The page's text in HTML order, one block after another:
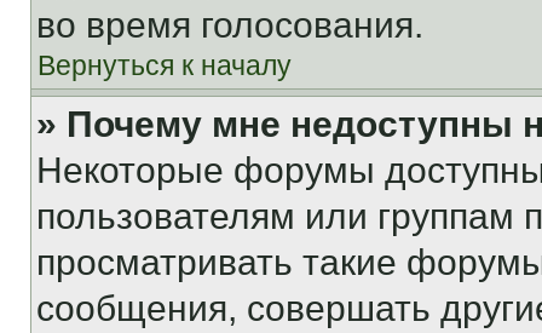
во время голосования.
Вернуться к началу
» Почему мне недоступны
Некоторые форумы
пользователям или группам
просматривать такие
сообщения, совершать